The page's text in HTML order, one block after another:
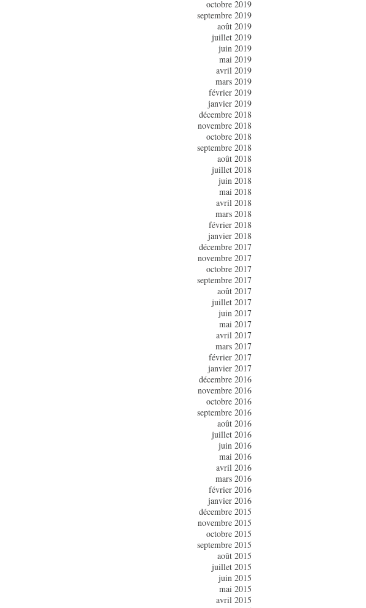
octobre 2019
septembre 2019
août 2019
juillet 2019
juin 2019
mai 2019
avril 2019
mars 2019
février 2019
janvier 2019
décembre 2018
novembre 2018
octobre 2018
septembre 2018
août 2018
juillet 2018
juin 2018
mai 2018
avril 2018
mars 2018
février 2018
janvier 2018
décembre 2017
novembre 2017
octobre 2017
septembre 2017
août 2017
juillet 2017
juin 2017
mai 2017
avril 2017
mars 2017
février 2017
janvier 2017
décembre 2016
novembre 2016
octobre 2016
septembre 2016
août 2016
juillet 2016
juin 2016
mai 2016
avril 2016
mars 2016
février 2016
janvier 2016
décembre 2015
novembre 2015
octobre 2015
septembre 2015
août 2015
juillet 2015
juin 2015
mai 2015
avril 2015